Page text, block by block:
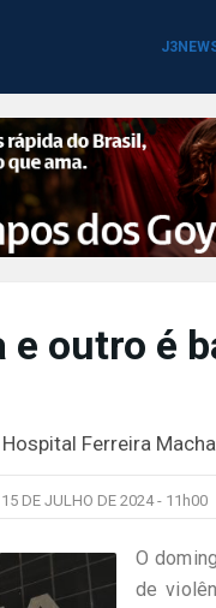
outro é
Ferreira
15 DE JULHO DE 2024 - 11h00
O
de